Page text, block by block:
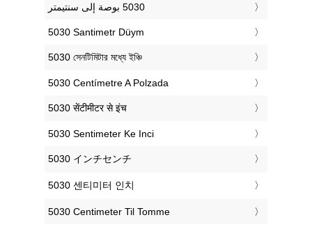
‎5030 Santimetr Düym
‎5030 সেনটিমিটার মধ্যে ইঞ্চি
‎5030 Centímetre A Polzada
‎5030 सेंटीमीटर से इंच
‎5030 Sentimeter Ke Inci
‎5030 インチセンチ
‎5030 센티미터 인치
‎5030 Centimeter Til Tomme